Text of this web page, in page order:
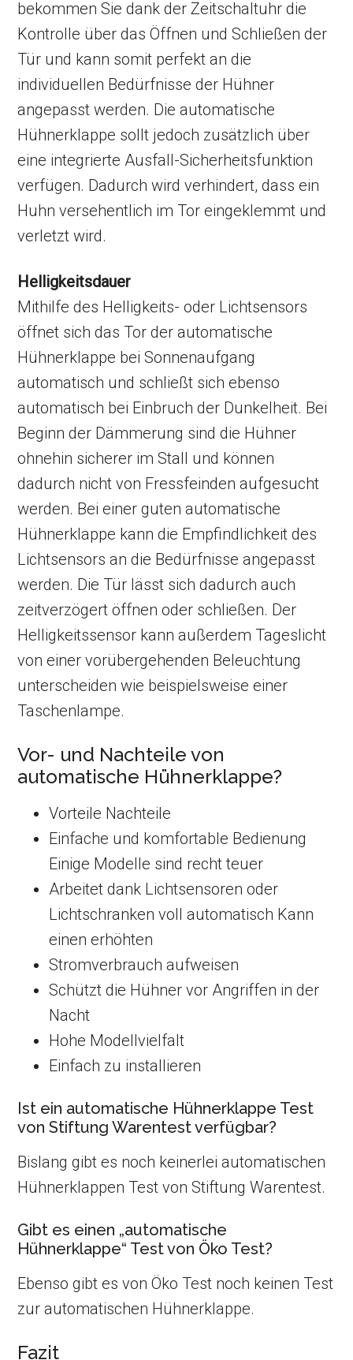
bekommen Sie dank der Zeitschaltuhr die
Kontrolle über das Öffnen und Schließen der
Tür und kann somit perfekt an die
individuellen Bedürfnisse der Hühner
angepasst werden. Die automatische
Hühnerklappe sollt jedoch zusätzlich über
eine integrierte Ausfall-Sicherheitsfunktion
verfügen. Dadurch wird verhindert, dass ein
Huhn versehentlich im Tor eingeklemmt und
verletzt wird.
Helligkeitsdauer
Mithilfe des Helligkeits- oder Lichtsensors
öffnet sich das Tor der automatische
Hühnerklappe bei Sonnenaufgang
automatisch und schließt sich ebenso
automatisch bei Einbruch der Dunkelheit. Bei
Beginn der Dämmerung sind die Hühner
ohnehin sicherer im Stall und können
dadurch nicht von Fressfeinden aufgesucht
werden. Bei einer guten automatische
Hühnerklappe kann die Empfindlichkeit des
Lichtsensors an die Bedürfnisse angepasst
werden. Die Tür lässt sich dadurch auch
zeitverzögert öffnen oder schließen. Der
Helligkeitssensor kann außerdem Tageslicht
von einer vorübergehenden Beleuchtung
unterscheiden wie beispielsweise einer
Taschenlampe.
Vor- und Nachteile von
automatische Hühnerklappe?
Vorteile Nachteile
Einfache und komfortable Bedienung
Einige Modelle sind recht teuer
Arbeitet dank Lichtsensoren oder
Lichtschranken voll automatisch Kann
einen erhöhten
Stromverbrauch aufweisen
Schützt die Hühner vor Angriffen in der
Nacht
Hohe Modellvielfalt
Einfach zu installieren
Ist ein automatische Hühnerklappe Test
von Stiftung Warentest verfügbar?
Bislang gibt es noch keinerlei automatischen
Hühnerklappen Test von Stiftung Warentest.
Gibt es einen „automatische
Hühnerklappe“ Test von Öko Test?
Ebenso gibt es von Öko Test noch keinen Test
zur automatischen Hühnerklappe.
Fazit